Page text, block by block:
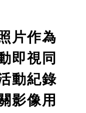
片作為
即視同
動紀錄
影像用